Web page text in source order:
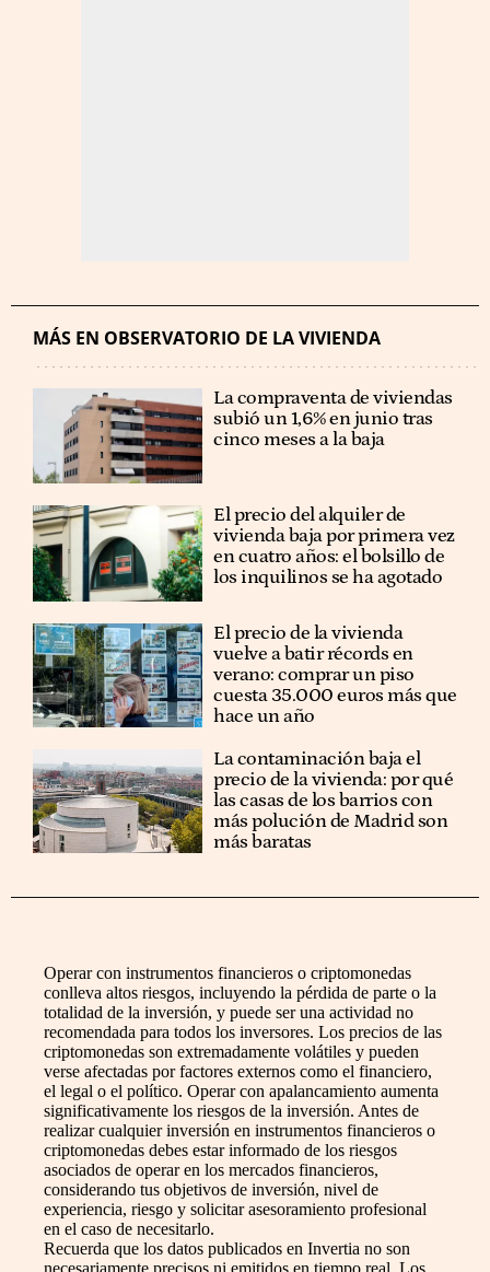
MÁS EN OBSERVATORIO DE LA VIVIENDA
La compraventa de viviendas
subió un 1,6% en junio tras
cinco meses a la baja
El precio del alquiler de
vivienda baja por primera vez
en cuatro años: el bolsillo de
los inquilinos se ha agotado
El precio de la vivienda
vuelve a batir récords en
verano: comprar un piso
cuesta 35.000 euros más que
hace un año
La contaminación baja el
precio de la vivienda: por qué
las casas de los barrios con
más polución de Madrid son
más baratas
Operar con instrumentos financieros o criptomonedas
conlleva altos riesgos, incluyendo la pérdida de parte o la
totalidad de la inversión, y puede ser una actividad no
recomendada para todos los inversores. Los precios de las
criptomonedas son extremadamente volátiles y pueden
verse afectadas por factores externos como el financiero,
el legal o el político. Operar con apalancamiento aumenta
significativamente los riesgos de la inversión. Antes de
realizar cualquier inversión en instrumentos financieros o
criptomonedas debes estar informado de los riesgos
asociados de operar en los mercados financieros,
considerando tus objetivos de inversión, nivel de
experiencia, riesgo y solicitar asesoramiento profesional
en el caso de necesitarlo.
Recuerda que los datos publicados en Invertia no son
necesariamente precisos ni emitidos en tiempo real. Los